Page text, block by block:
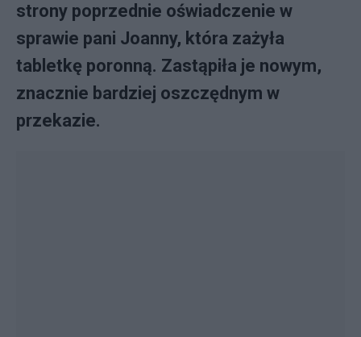
strony poprzednie oświadczenie w
sprawie pani Joanny, która zażyła
tabletkę poronną. Zastąpiła je nowym,
znacznie bardziej oszczędnym w
przekazie.